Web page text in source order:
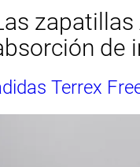
de
Terrex